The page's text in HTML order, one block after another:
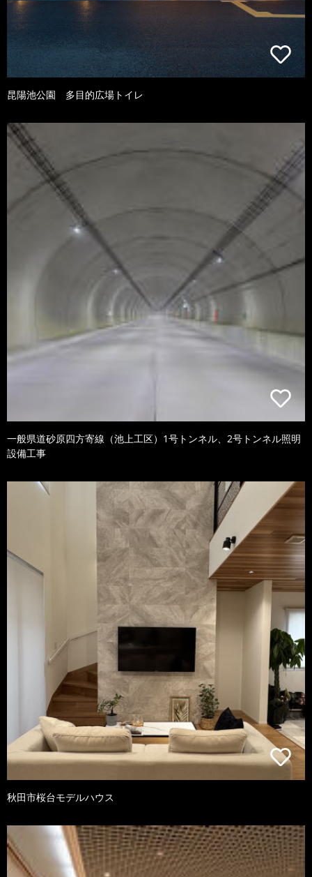
昆陽池公園 多目的広場トイレ
一般県道砂原四方寄線（池上工区）1号トンネル、2号トンネル照明
設備工事
秋田市桜台モデルハウス